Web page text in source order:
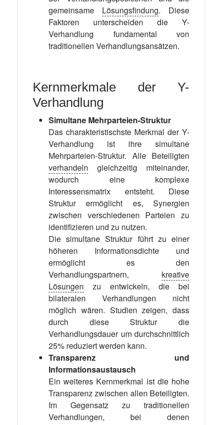
gemeinsame Lösungsfindung. Diese
Faktoren unterscheiden die Y-
Verhandlung fundamental von
traditionellen Verhandlungsansätzen.
Kernmerkmale der Y-
Verhandlung
Simultane Mehrparteien-Struktur
Das charakteristischste Merkmal der Y-
Verhandlung ist ihre simultane
Mehrparteien-Struktur. Alle Beteiligten
verhandeln gleichzeitig miteinander,
wodurch eine komplexe
Interessensmatrix entsteht. Diese
Struktur ermöglicht es, Synergien
zwischen verschiedenen Parteien zu
identifizieren und zu nutzen.
Die simultane Struktur führt zu einer
höheren Informationsdichte und
ermöglicht es den
Verhandlungspartnern, kreative
Lösungen zu entwickeln, die bei
bilateralen Verhandlungen nicht
möglich wären. Studien zeigen, dass
durch diese Struktur die
Verhandlungsdauer um durchschnittlich
25% reduziert werden kann.
Transparenz und
Informationsaustausch
Ein weiteres Kernmerkmal ist die hohe
Transparenz zwischen allen Beteiligten.
Im Gegensatz zu traditionellen
Verhandlungen, bei denen